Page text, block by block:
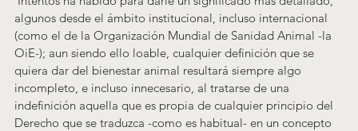
algunos desde el ámbito institucional, incluso internacional
(como el de la Organización Mundial de Sanidad Animal -la
OiE-); aun siendo ello loable, cualquier definición que se
quiera dar del bienestar animal resultará siempre algo
incompleto, e incluso innecesario, al tratarse de una
indefinición aquella que es propia de cualquier principio del
Derecho que se traduzca -como es habitual- en un concepto